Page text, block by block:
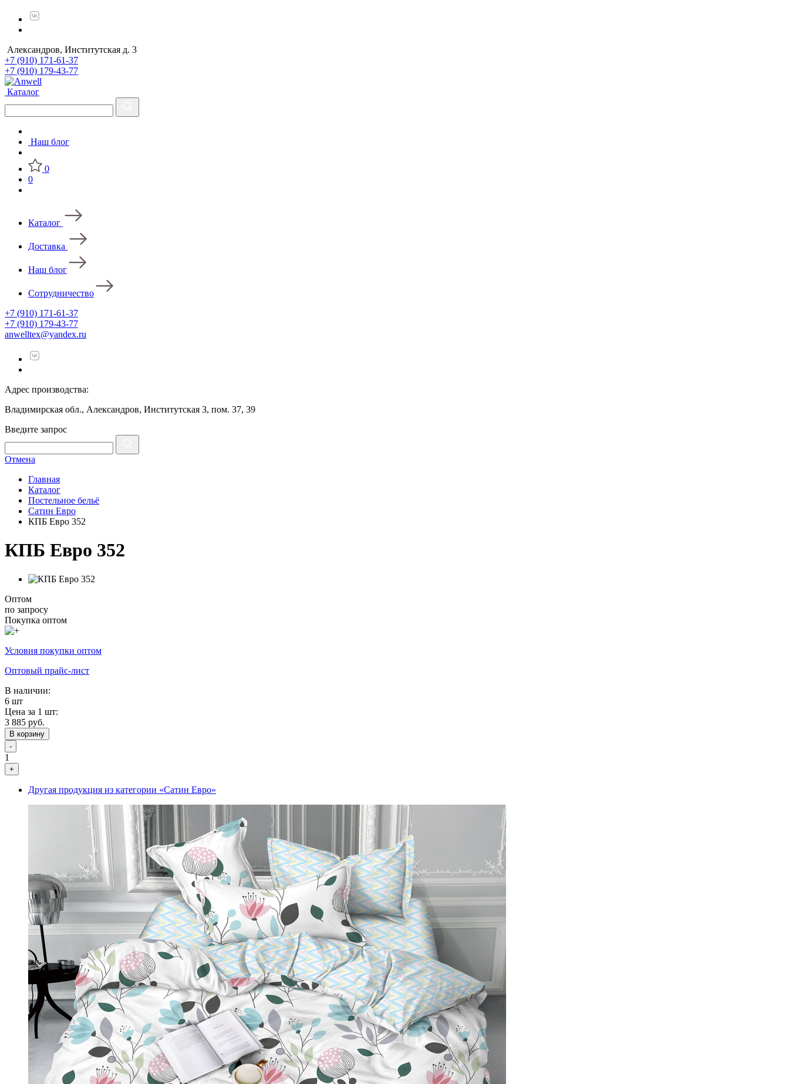
Александров, Институтская д. 3
+7 (910) 171-61-37
+7 (910) 179-43-77
Каталог
Наш блог
0
0
Каталог
Доставка
Наш блог
Сотрудничество
+7 (910) 171-61-37
+7 (910) 179-43-77
anwelltex@yandex.ru
Адрес производства:
Владимирская обл., Александров, Институтская 3, пом. 37, 39
Введите запрос
Отмена
Главная
Каталог
Постельное бельё
Сатин Евро
КПБ Евро 352
КПБ Евро 352
Оптом
по запросу
Покупка оптом
Условия покупки оптом
Оптовый прайс-лист
В наличии:
6 шт
Цена за 1 шт:
3 885 руб.
В корзину
-
1
+
Другая продукция из категории «Сатин Евро»